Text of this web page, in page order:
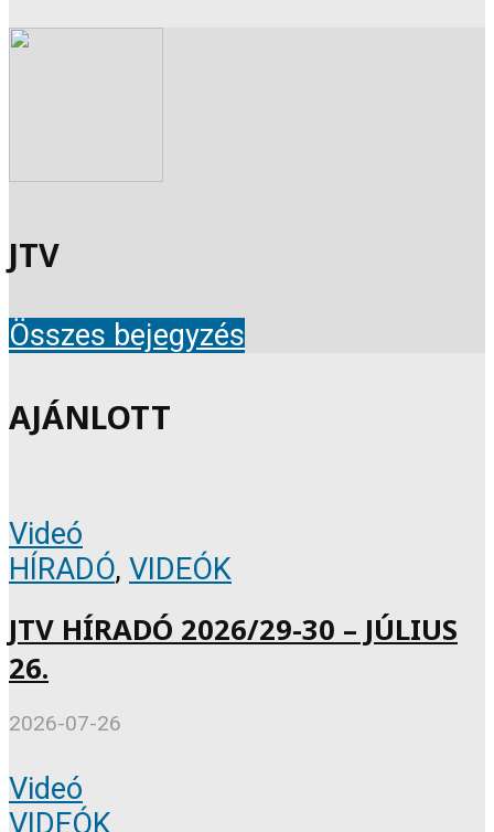
JTV
Összes bejegyzés
AJÁNLOTT
Videó
HÍRADÓ, VIDEÓK
JTV HÍRADÓ 2026/29-30 – JÚLIUS
26.
2026-07-26
Videó
VIDEÓK